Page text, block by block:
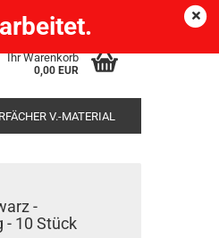
Ihr Warenkorb
0,00 EUR
V.-MATERIAL
-
- 10 Stück